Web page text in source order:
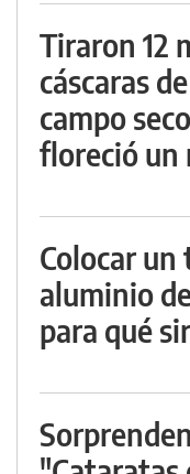
Tiraron 12
cáscaras
campo
floreció un
Colocar un
aluminio
para qué